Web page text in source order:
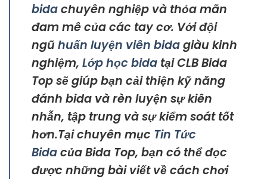
bidachuyên nghiệp và thỏa mãn
đam mê của các tay cơ. Với đội
ngũ huấn luyện viên bidagiàu kinh
nghiệm, Lớp học bida tại CLB Bida
Top sẽ giúp bạn cải thiện kỹ năng
đánh bida và rèn luyện sự kiên
nhẫn, tập trung và sự kiểm soát tốt
hơn.Tại chuyên mục Tin Tức
Bidacủa Bida Top, bạn có thể đọc
được những bài viết về cách chơi